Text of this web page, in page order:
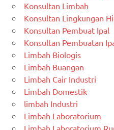
Konsultan Limbah
Konsultan Lingkungan
Konsultan Pembuat Ipal
Konsultan Pembuatan
Limbah Biologis
Limbah Buangan
Limbah Cair Industri
Limbah Domestik
limbah Industri
Limbah Laboratorium